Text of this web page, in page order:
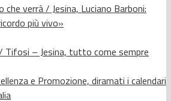
che verrà / Jesina, Luciano Barboni:
più vivo»
Tifosi – Jesina, tutto come sempre
e Promozione, diramati i calendari